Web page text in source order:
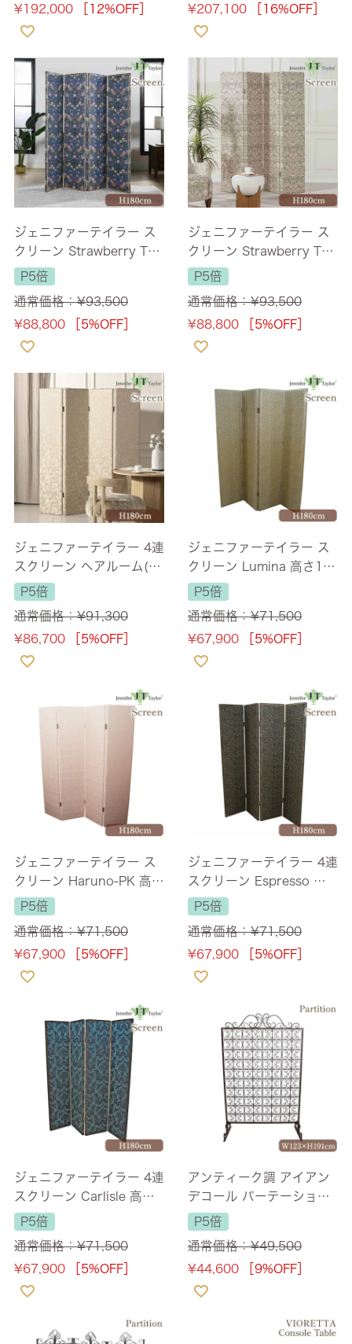
¥192,000 ［12%OFF］
¥207,100 ［16%OFF］
ジェニファーテイラー ス
クリーン Strawberry Thi
ef 高さ180cm 幅最大160
cm 【送料無料】
P5倍
通常価格：¥93,500
¥88,800 ［5%OFF］
ジェニファーテイラー ス
クリーン Strawberry Thi
ef-GR 高さ180cm 【送料
無料】
P5倍
通常価格：¥93,500
¥88,800 ［5%OFF］
ジェニファーテイラー 4連
スクリーン ヘアルーム(H
eirloom) 高さ180cm 【送
料無料】
P5倍
通常価格：¥91,300
¥86,700 ［5%OFF］
ジェニファーテイラー ス
クリーン Lumina 高さ18
0cm 幅最大160cm 【送
料無料】
P5倍
通常価格：¥71,500
¥67,900 ［5%OFF］
ジェニファーテイラー ス
クリーン Haruno-PK 高さ
180cm 幅最大160cm
【送料無料】
P5倍
通常価格：¥71,500
¥67,900 ［5%OFF］
ジェニファーテイラー 4連
スクリーン Espresso 高
さ180cm 幅最大160cm
【送料無料】
P5倍
通常価格：¥71,500
¥67,900 ［5%OFF］
ジェニファーテイラー 4連
スクリーン Carlisle 高さ1
80cm 幅最大160cm 【送
料無料】
P5倍
通常価格：¥71,500
¥67,900 ［5%OFF］
アンティーク調 アイアン
デコール パーテーション
【送料無料】
P5倍
通常価格：¥49,500
¥44,600 ［9%OFF］